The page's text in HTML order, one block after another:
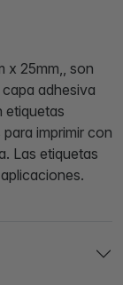
x 25mm,, son
adhesiva
etiquetas
imprimir con
Las etiquetas